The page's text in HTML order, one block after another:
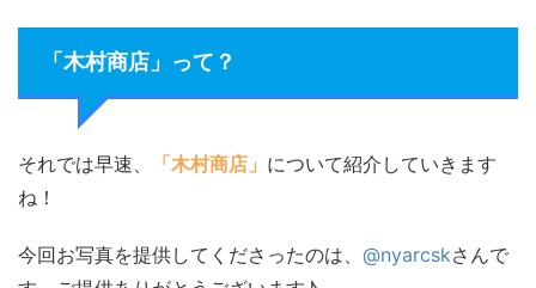
「木村商店」って？
それでは早速、 「木村商店」 について紹介していきます
ね！
今回お写真を提供してくださったのは、 @nyarcskさんで